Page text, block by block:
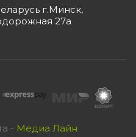
г.Минск,
27а
- Медиа Лайн